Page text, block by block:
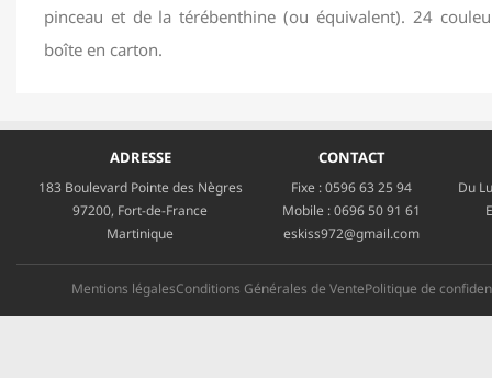
pinceau et de la térébenthine (ou équivalent). 24
boîte en carton.
ADRESSE
183 Boulevard Pointe des Nègres
97200, Fort-de-France
Martinique
CONTACT
Fixe :0596 63 25 94
Mobile :0696 50 91 61
eskiss972@gmail.com
Du
Mentions légalesConditions Générales de VentePolitique de